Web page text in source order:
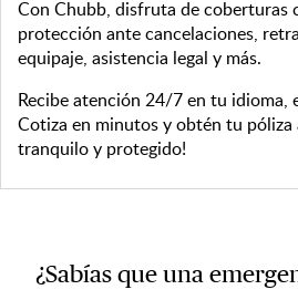
Con Chubb, disfruta de coberturas
protección ante cancelaciones,
equipaje, asistencia legal y más.
Recibe atención 24/7 en tu idioma,
Cotiza en minutos y obtén tu póliza
tranquilo y protegido!